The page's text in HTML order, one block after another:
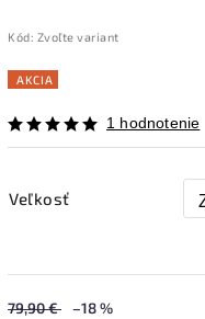
Kód: Zvoľte variant
AKCIA
1 hodnotenie
Veľkosť
79,90 € –18 %